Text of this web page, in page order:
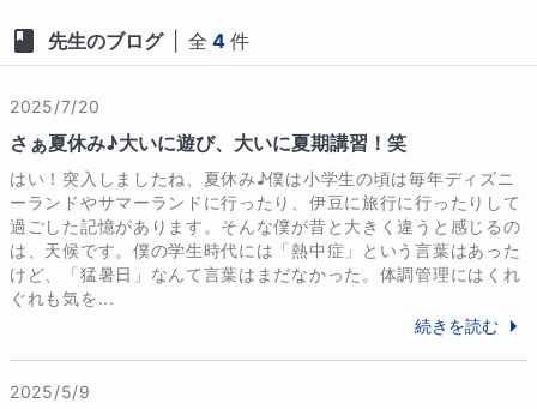
高校在学中に初めて日商簿記３級を取得し、
大学在学中に公認会計士試験に合格しました(^^)♪
2004年2月 日商簿記３級合格
2006年11月 日商簿記２級合格
2008年6月 日商簿記１級合格
2009年11月 公認会計士試験合格
主に英語・数学・受験算数担当です
（理科/社会/国語の指導経験もあります）
相談ください(^^)
これからもお子さまのご成長と皆様のご健
ぞよろしくお願いいたします。
先生のブログ 全 4 件
2025/7/20
さぁ夏休み♪大いに遊び、大いに夏期講習！笑
はい！突入しましたね、夏休み♪僕は小学生の頃は毎年ディズニ
ーランドやサマーランドに行ったり、伊豆に旅行に行ったりして
過ごした記憶があります。そんな僕が昔と大きく違うと感じるの
は、天候です。僕の学生時代には「熱中症」という言葉はあった
けど、「猛暑日」なんて言葉はまだなかった。体調管理にはくれ
ぐれも気を...
続きを読む
2025/5/9